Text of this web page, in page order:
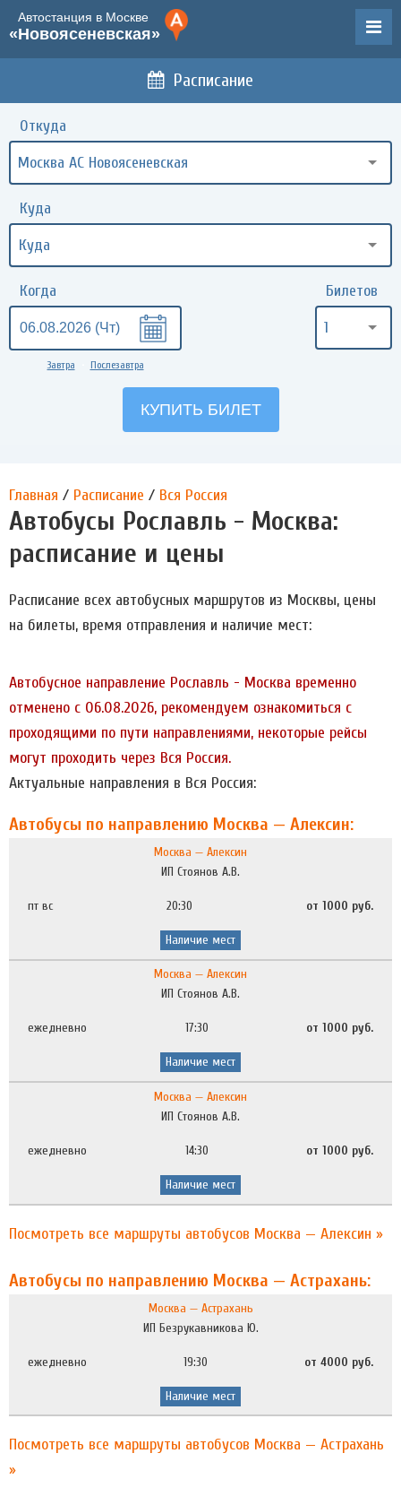
Автостанция в Москве
«Новоясеневская»
Расписание
Откуда
Москва АС Новоясеневская
Куда
Когда
Завтра Послезавтра
Билетов
1
Главная / Расписание / Вся Россия
Автобусы Рославль - Москва:
расписание и цены
Расписание всех автобусных маршрутов из Москвы, цены
на билеты, время отправления и наличие мест:
Автобусное направление Рославль - Москва временно
отменено с 06.08.2026, рекомендуем ознакомиться с
проходящими по пути направлениями, некоторые рейсы
могут проходить через Вся Россия.
Актуальные направления в Вся Россия:
Автобусы по направлению Москва — Алексин:
Москва — Алексин
ИП Стоянов А.В.
пт вс 20:30 от 1000 руб.
Наличие мест
Москва — Алексин
ИП Стоянов А.В.
ежедневно 17:30 от 1000 руб.
Наличие мест
Москва — Алексин
ИП Стоянов А.В.
ежедневно 14:30 от 1000 руб.
Наличие мест
Посмотреть все маршруты автобусов Москва — Алексин »
Автобусы по направлению Москва — Астрахань:
Москва — Астрахань
ИП Безрукавникова Ю.
ежедневно 19:30 от 4000 руб.
Наличие мест
Посмотреть все маршруты автобусов Москва — Астрахань
»